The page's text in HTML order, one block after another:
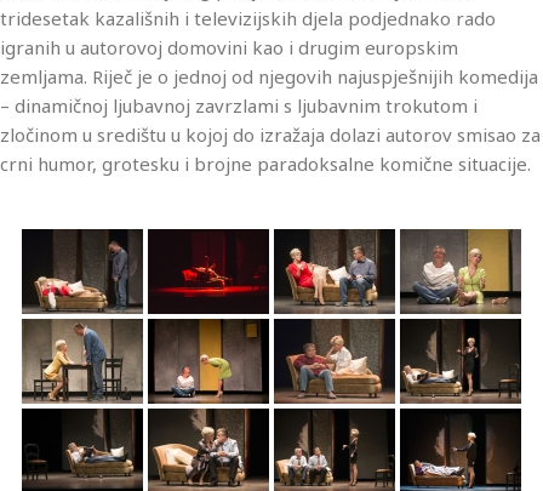
tridesetak kazališnih i televizijskih djela podjednako rado
igranih u autorovoj domovini kao i drugim europskim
zemljama. Riječ je o jednoj od njegovih najuspješnijih komedija
– dinamičnoj ljubavnoj zavrzlami s ljubavnim trokutom i
zločinom u središtu u kojoj do izražaja dolazi autorov smisao za
crni humor, grotesku i brojne paradoksalne komične situacije.